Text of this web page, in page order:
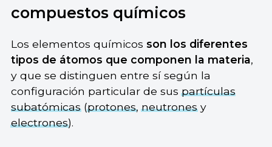
compuestos químicos
Los elementos químicos son los diferentes
tipos de átomos que componen la materia,
y que se distinguen entre sí según la
configuración particular de suspartículas
subatómicas(protones,neutronesy
electrones).